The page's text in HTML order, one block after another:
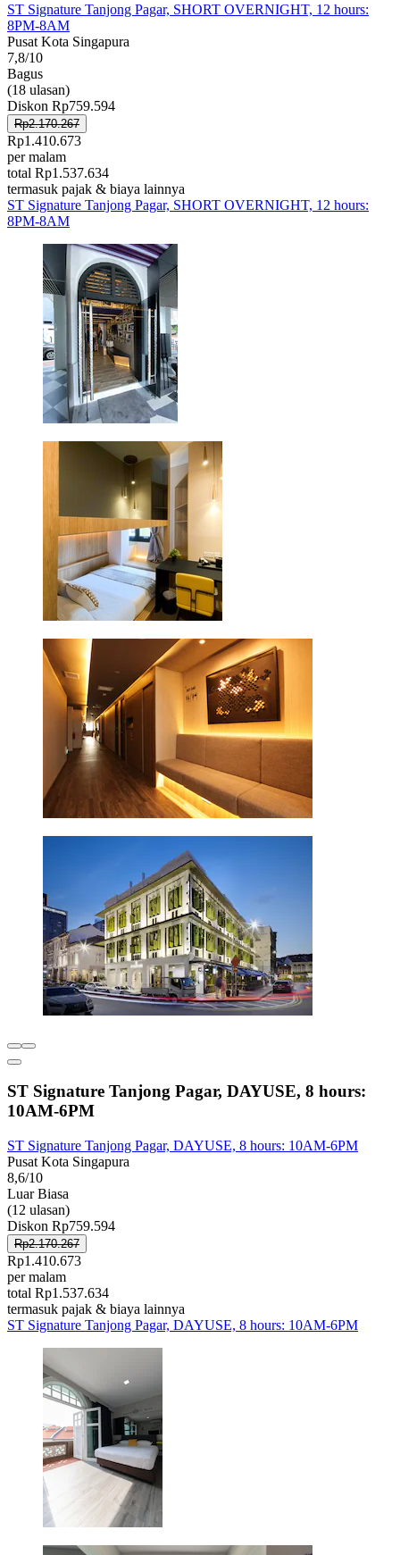
ST Signature Tanjong Pagar, SHORT OVERNIGHT, 12 hours:
8PM-8AM
Pusat Kota Singapura
7,8/10
Bagus
(18 ulasan)
Diskon Rp759.594
Rp2.170.267
Rp1.410.673
per malam
total Rp1.537.634
termasuk pajak & biaya lainnya
ST Signature Tanjong Pagar, SHORT OVERNIGHT, 12 hours:
8PM-8AM
ST Signature Tanjong Pagar, DAYUSE, 8 hours:
10AM-6PM
ST Signature Tanjong Pagar, DAYUSE, 8 hours: 10AM-6PM
Pusat Kota Singapura
8,6/10
Luar Biasa
(12 ulasan)
Diskon Rp759.594
Rp2.170.267
Rp1.410.673
per malam
total Rp1.537.634
termasuk pajak & biaya lainnya
ST Signature Tanjong Pagar, DAYUSE, 8 hours: 10AM-6PM